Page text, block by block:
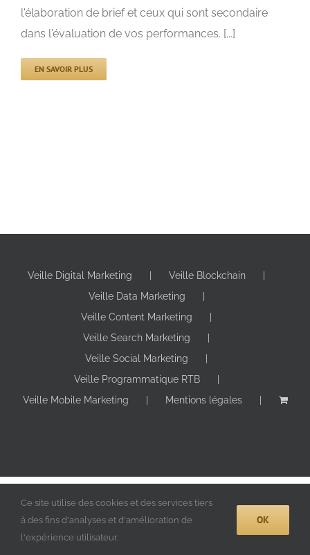
l'élaboration de brief et ceux qui sont secondaire
dans l'évaluation de vos performances. [...]
EN SAVOIR PLUS
Veille Digital Marketing
Veille Blockchain
Veille Data Marketing
Veille Content Marketing
Veille Search Marketing
Veille Social Marketing
Veille Programmatique RTB
Veille Mobile Marketing
Mentions légales
Copyright 2024 Digitall Makers | Tous droits réservés |
Ce site utilise des cookies et des services tiers
à des fins d'analyses et d'amélioration de
l'expérience utilisateur.
OK